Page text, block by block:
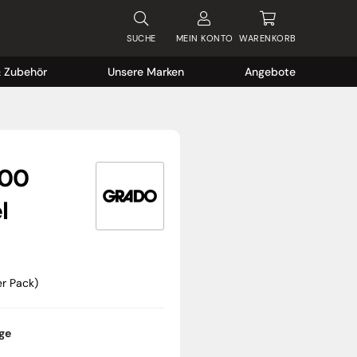
SUCHE MEIN KONTO WARENKORB
Zubehör Unsere Marken Angebote
Pack)